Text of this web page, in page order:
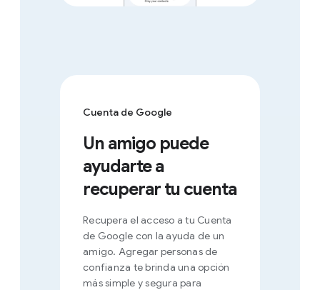
Cuenta de Google
Un amigo puede
ayudarte a
recuperar tu cuenta
Recupera el acceso a tu Cuenta
de Google con la ayuda de un
amigo. Agregar personas de
confianza te brinda una opción
más simple y segura para